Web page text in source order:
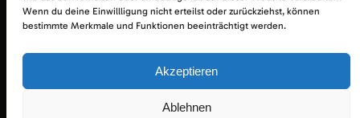
Wenn du deine Einwillligung nicht erteilst oder zurückziehst, können
bestimmte Merkmale und Funktionen beeinträchtigt werden.
Akzeptieren
Ablehnen
Ratsgaststätte Esens Impressum|Datenschutz|Startseite